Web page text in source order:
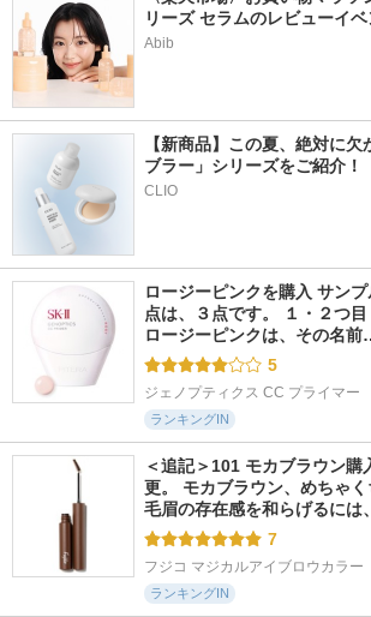
リーズ セラムのレビューイ
Abib
【新商品】この夏、絶対に
ブラー」シリーズをご紹介！
CLIO
ロージーピンクを購入 サン
点は、３点です。 １・２つ目
ロージーピンクは、その名
5
ジェノプティクス CC プライマー
ランキングIN
＜追記＞101 モカブラウン
更。 モカブラウン、めちゃ
毛眉の存在感を和らげるに
7
フジコ マジカルアイブロウカラー
ランキングIN